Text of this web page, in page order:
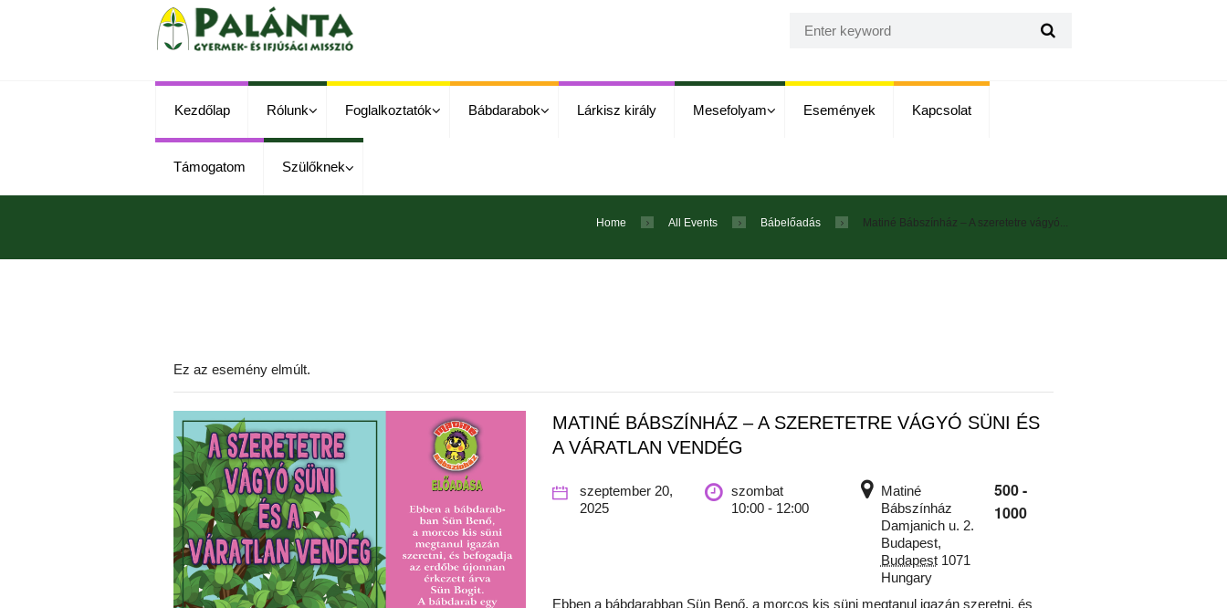
Kezdőlap Rólunk Foglalkoztatók Bábdarabok Lárkisz király Mesefolyam Események Kapcsolat
Támogatom Szülőknek
Home All Events Bábelőadás Matiné Bábszínház – A szeretetre vágyó...
Ez az esemény elmúlt.
MATINÉ BÁBSZÍNHÁZ – A SZERETETRE VÁGYÓ SÜNI ÉS
A VÁRATLAN VENDÉG
szeptember 20,
2025
szombat
10:00 - 12:00
Matiné
Bábszínház
Damjanich u. 2.
Budapest,
Budapest 1071
Hungary
500 -
1000
Ebben a bábdarabban Sün Benő, a morcos kis süni megtanul igazán szeretni, és